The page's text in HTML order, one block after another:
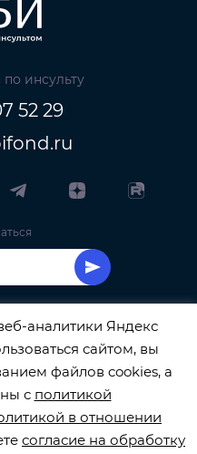
инсульту
52 29
ОБРАБОТКИ
аналитики Яндекс
сайтом, вы
файлов cookies, а
с политикой
в отношении
согласие на обработку